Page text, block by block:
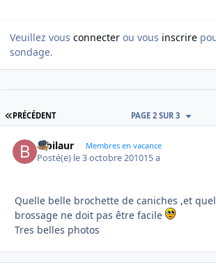
Veuillez vous connecter ou vous inscrire
sondage.
PREMIÈRE PAGE
PRÉCÉDENT PAGE 2 SUR 3
bibilaur Membres en vacance
Posté(e) le 3 octobre 201015 a
Quelle belle brochette de caniches ,et
brossage ne doit pas être facile
Tres belles photos